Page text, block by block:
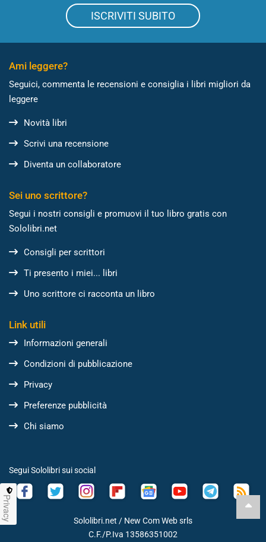
ISCRIVITI SUBITO
Ami leggere?
Seguici, commenta le recensioni e consiglia i libri migliori da
leggere
Novità libri
Scrivi una recensione
Diventa un collaboratore
Sei uno scrittore?
Segui i nostri consigli e promuovi il tuo libro gratis con
Sololibri.net
Consigli per scrittori
Ti presento i miei... libri
Uno scrittore ci racconta un libro
Link utili
Informazioni generali
Condizioni di pubblicazione
Privacy
Preferenze pubblicità
Chi siamo
Segui Sololibri sui social
Sololibri.net / New Com Web srls
C.F./P.Iva 13586351002
Privacy